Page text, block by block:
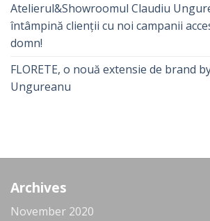
Atelierul&Showroomul Claudiu
întâmpină clienții cu noi campanii
domn!
FLORETE, o nouă extensie de brand
Ungureanu
Archives
November 2020